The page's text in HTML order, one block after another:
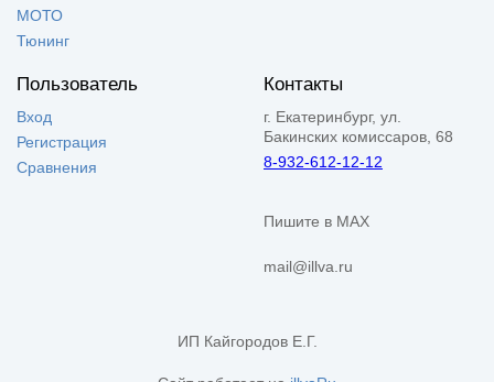
МОТО
Тюнинг
Пользователь
Вход
Регистрация
Сравнения
Контакты
г. Екатеринбург, ул.
Бакинских комиссаров, 68
8-932-612-12-12
Пишите в MAX
mail@illva.ru
ИП Кайгородов Е.Г.